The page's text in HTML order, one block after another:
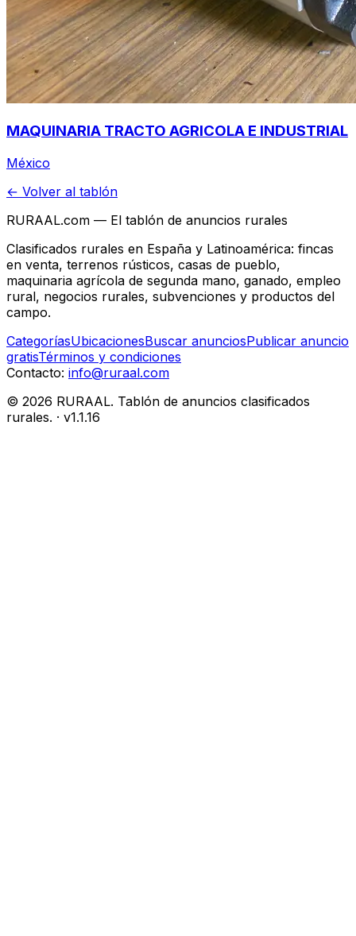
MAQUINARIA TRACTO AGRICOLA E INDUSTRIAL
México
← Volver al tablón
RURAAL.com — El tablón de anuncios rurales
Clasificados rurales en España y Latinoamérica: fincas
en venta, terrenos rústicos, casas de pueblo,
maquinaria agrícola de segunda mano, ganado, empleo
rural, negocios rurales, subvenciones y productos del
campo.
CategoríasUbicacionesBuscar anunciosPublicar anuncio
gratisTérminos y condiciones
Contacto: info@ruraal.com
© 2026 RURAAL. Tablón de anuncios clasificados
rurales. · v1.1.16